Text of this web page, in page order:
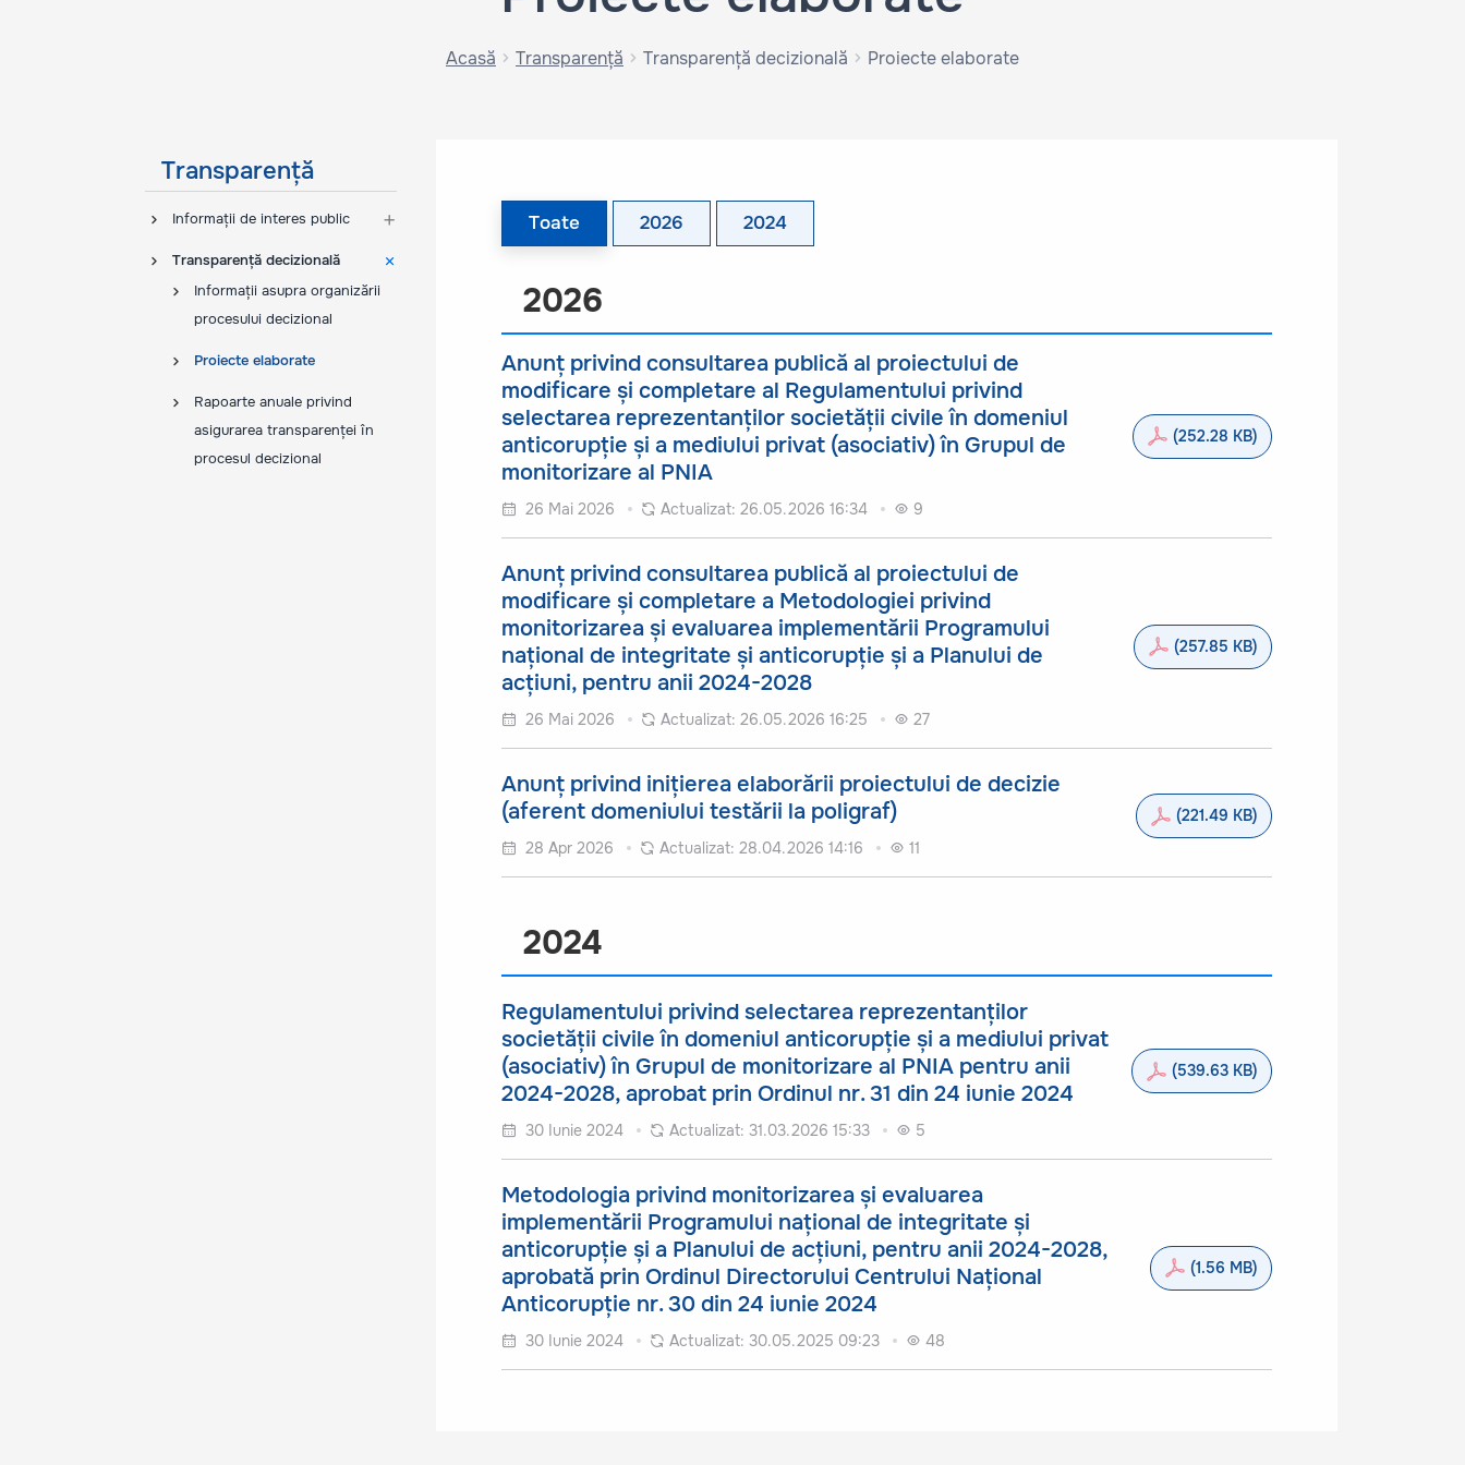
Acasă Transparență Transparență decizională Proiecte elaborate
Toate 2026 2024
2026
Anunț privind consultarea publică al proiectului de
modificare și completare al Regulamentului privind
selectarea reprezentanților societății civile în domeniul
anticorupție și a mediului privat (asociativ) în Grupul de
monitorizare al PNIA
26 Mai 2026 Actualizat: 26.05.2026 16:34 9
(252.28 KB)
Anunț privind consultarea publică al proiectului de
modificare și completare a Metodologiei privind
monitorizarea și evaluarea implementării Programului
național de integritate și anticorupție și a Planului de
acțiuni, pentru anii 2024-2028
26 Mai 2026 Actualizat: 26.05.2026 16:25 27
(257.85 KB)
Anunț privind inițierea elaborării proiectului de decizie
(aferent domeniului testării la poligraf)
28 Apr 2026 Actualizat: 28.04.2026 14:16 11
(221.49 KB)
2024
Regulamentului privind selectarea reprezentanților
societății civile în domeniul anticorupție și a mediului privat
(asociativ) în Grupul de monitorizare al PNIA pentru anii
2024-2028, aprobat prin Ordinul nr. 31 din 24 iunie 2024
30 Iunie 2024 Actualizat: 31.03.2026 15:33 5
(539.63 KB)
Metodologia privind monitorizarea și evaluarea
implementării Programului național de integritate și
anticorupție și a Planului de acțiuni, pentru anii 2024-2028,
aprobată prin Ordinul Directorului Centrului Național
Anticorupție nr. 30 din 24 iunie 2024
30 Iunie 2024 Actualizat: 30.05.2025 09:23 48
(1.56 MB)
Transparență
Informații de interes public
Transparență decizională
Informații asupra organizării
procesului decizional
Proiecte elaborate
Rapoarte anuale privind
asigurarea transparenței în
procesul decizional